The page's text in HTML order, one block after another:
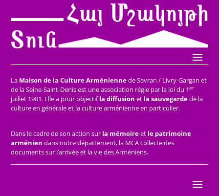
La Maison de la Culture Arméniennede Sevran / Livry-Gargan et
de la Seine-Saint-Denis est une association régie par la loi du 1er
juillet 1901. Elle a pour objectifla diffusion et la sauvegardede la
culture en générale et la culture arménienne en particulier.
Dans le cadre de son action sur la mémoireet le patrimoine
arménien dans notre département, la MCA collecte des
documents sur l’arrivée et la vie des Arméniens.